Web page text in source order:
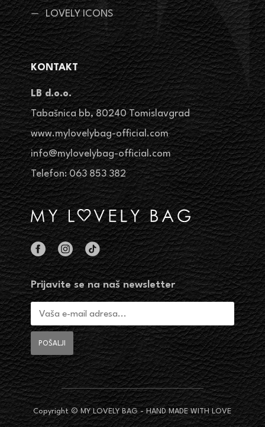
LOVELY ICONS
KONTAKT
LB d.o.o.
Tabašnica bb, 80240 Tomislavgrad
www.mylovelybag-official.com
info@mylovelybag-official.com
Telefon: 063 853 382
Prijavite se na naš newsletter
Copyright © MY LOVELY BAG - HAND MADE WITH LOVE